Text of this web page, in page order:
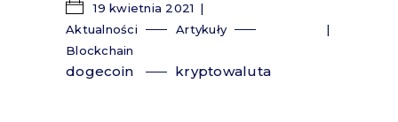
19 kwietnia 2021
Aktualności
Artykuły
Blockchain
dogecoin kryptowaluta